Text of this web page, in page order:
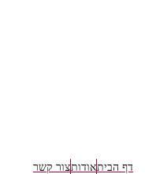
דף הביתאודותצור קשר